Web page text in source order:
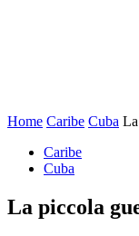
Home Caribe Cuba
Caribe
Cuba
La piccola